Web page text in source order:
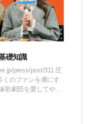
礎知識
press/post/311 圧
くのファンを虜にす
タレント3名が、宝